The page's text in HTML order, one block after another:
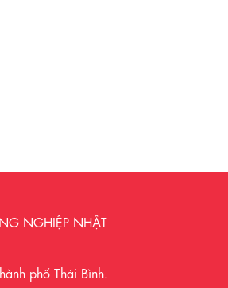
NGHIỆP NHẬT
phố Thái Bình.